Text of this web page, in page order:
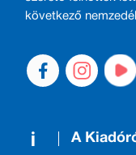
következő
A